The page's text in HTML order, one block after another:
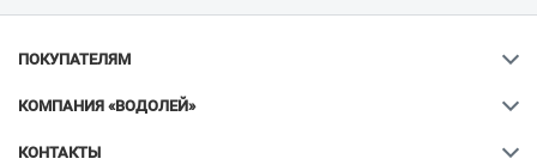
ПОКУПАТЕЛЯМ
КОМПАНИЯ «ВОДОЛЕЙ»
КОНТАКТЫ